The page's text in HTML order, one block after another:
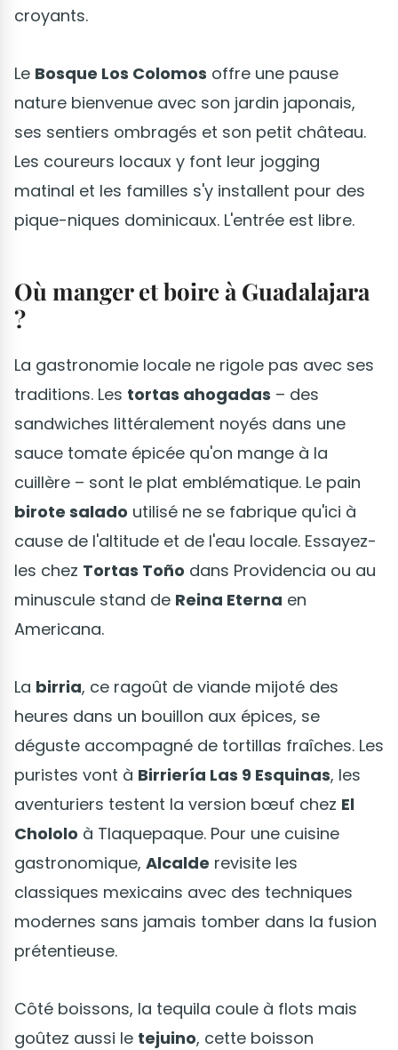
croyants.
Le Bosque Los Colomos offre une pause
nature bienvenue avec son jardin japonais,
ses sentiers ombragés et son petit château.
Les coureurs locaux y font leur jogging
matinal et les familles s'y installent pour des
pique-niques dominicaux. L'entrée est libre.
Où manger et boire à Guadalajara
?
La gastronomie locale ne rigole pas avec ses
traditions. Les tortas ahogadas – des
sandwiches littéralement noyés dans une
sauce tomate épicée qu'on mange à la
cuillère – sont le plat emblématique. Le pain
birote salado utilisé ne se fabrique qu'ici à
cause de l'altitude et de l'eau locale. Essayez-
les chez Tortas Toño dans Providencia ou au
minuscule stand de Reina Eterna en
Americana.
La birria, ce ragoût de viande mijoté des
heures dans un bouillon aux épices, se
déguste accompagné de tortillas fraîches. Les
puristes vont à Birriería Las 9 Esquinas, les
aventuriers testent la version bœuf chez El
Chololo à Tlaquepaque. Pour une cuisine
gastronomique, Alcalde revisite les
classiques mexicains avec des techniques
modernes sans jamais tomber dans la fusion
prétentieuse.
Côté boissons, la tequila coule à flots mais
goûtez aussi le tejuino, cette boisson